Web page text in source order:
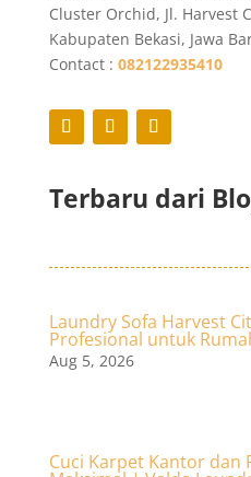
Cluster Orchid, Jl. Harvest
Kabupaten Bekasi, Jawa
Contact : 082122935410
Terbaru dari
Laundry Sofa Harvest
Profesional untuk
Aug 5, 2026
Cuci Karpet Kantor dan